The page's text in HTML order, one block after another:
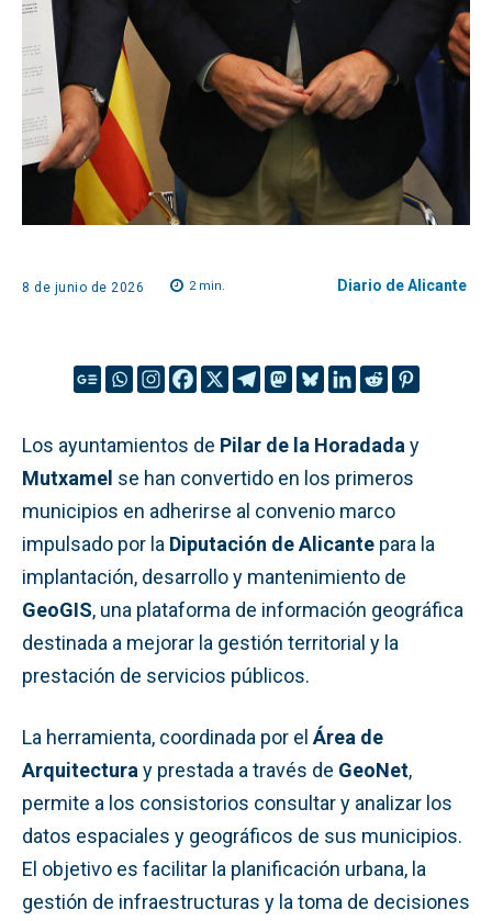
8 de junio de 2026 2min. Diario de Alicante
Los ayuntamientos de Pilar de la Horadada y
Mutxamel se han convertido en los primeros
municipios en adherirse al convenio marco
impulsado por la Diputación de Alicante para la
implantación, desarrollo y mantenimiento de
GeoGIS, una plataforma de información geográfica
destinada a mejorar la gestión territorial y la
prestación de servicios públicos.
La herramienta, coordinada por el Área de
Arquitectura y prestada a través de GeoNet,
permite a los consistorios consultar y analizar los
datos espaciales y geográficos de sus municipios.
El objetivo es facilitar la planificación urbana, la
gestión de infraestructuras y la toma de decisiones